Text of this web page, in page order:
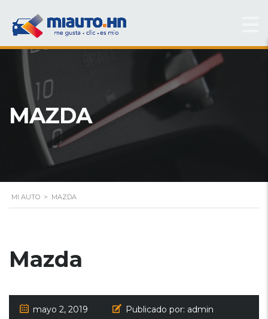
MAZDA
MI AUTO > MAZDA
Mazda
mayo 2, 2019 Publicado por: admin